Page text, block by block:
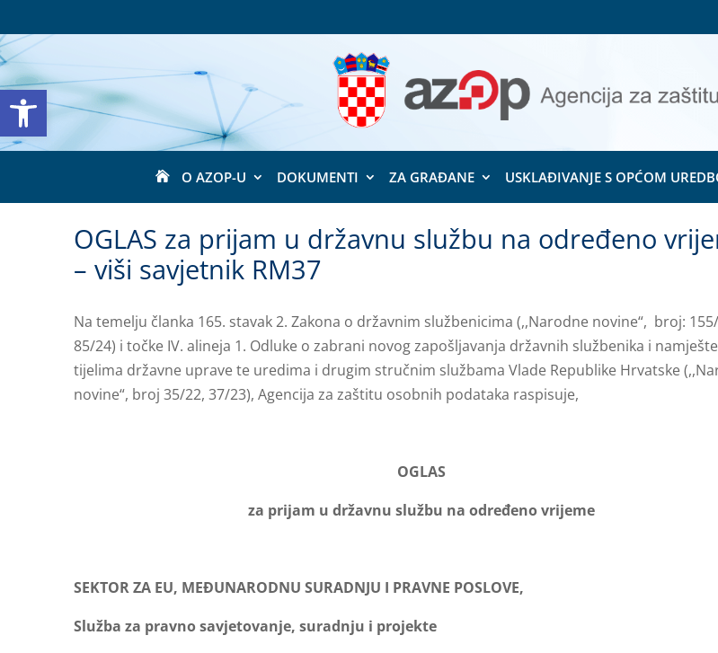
Open toolbar
 O AZOP-U DOKUMENTI ZA GRAĐANE USKLAĐIVANJE S OPĆOM
OGLAS za prijam u državnu službu na određeno
– viši savjetnik RM37
Na temelju članka 165. stavak 2. Zakona o državnim službenicima (,,Narodne novine“, broj:
85/24) i točke IV. alineja 1. Odluke o zabrani novog zapošljavanja državnih službenika i
tijelima državne uprave te uredima i drugim stručnim službama Vlade Republike Hrvatske
novine“, broj 35/22, 37/23), Agencija za zaštitu osobnih podataka raspisuje,
OGLAS
za prijam u državnu službu na određeno vrijeme
SEKTOR ZA EU, MEĐUNARODNU SURADNJU I PRAVNE POSLOVE,
Služba za pravno savjetovanje, suradnju i projekte